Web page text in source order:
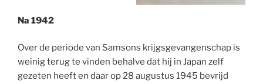
Na 1942
Over de periode van Samsons krijgsgevangenschap is
weinig terug te vinden behalve dat hij in Japan zelf
gezeten heeft en daar op 28 augustus 1945 bevrijd